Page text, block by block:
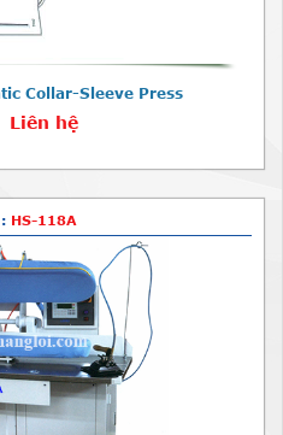
Collar-Sleeve Press
Liên hệ
HS-118A